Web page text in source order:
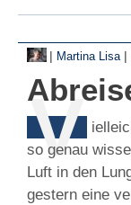
| Martina Lisa |
V
so genau
Luft in den
gestern eine